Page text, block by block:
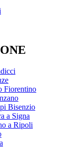
Fiorentino
Bisenzio
a Signa
a Ripoli